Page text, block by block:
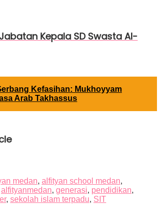
Kepala SD Swasta Al-
Kefasihan: Mukhoyyam
Arab Takhassus
medan, alfityan school medan,
alfityanmedan, generasi, pendidikan,
, sekolah islam terpadu, SIT